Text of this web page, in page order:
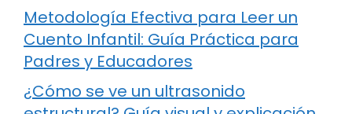
Metodología Efectiva para Leer un
Cuento Infantil: Guía Práctica para
Padres y Educadores
¿Cómo se ve un ultrasonido